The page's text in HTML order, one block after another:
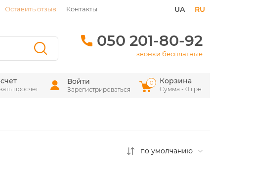
Оставить отзыв Контакты RU
UA
050 201-80-92
звонки бесплатные
просчет
Войти
Зарегистрироваться
Корзина
Сумма - 0 грн
0
по умолчанию